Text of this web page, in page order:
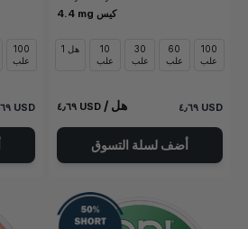
100
علب
٤٫٦٩ USD
4.4 mg كيس
1 هل
10
علب
30
علب
60
علب
100
علب
٤٫٦٩ USD / هل ٤٫٦٩ USD
أضف لسلة التسوق